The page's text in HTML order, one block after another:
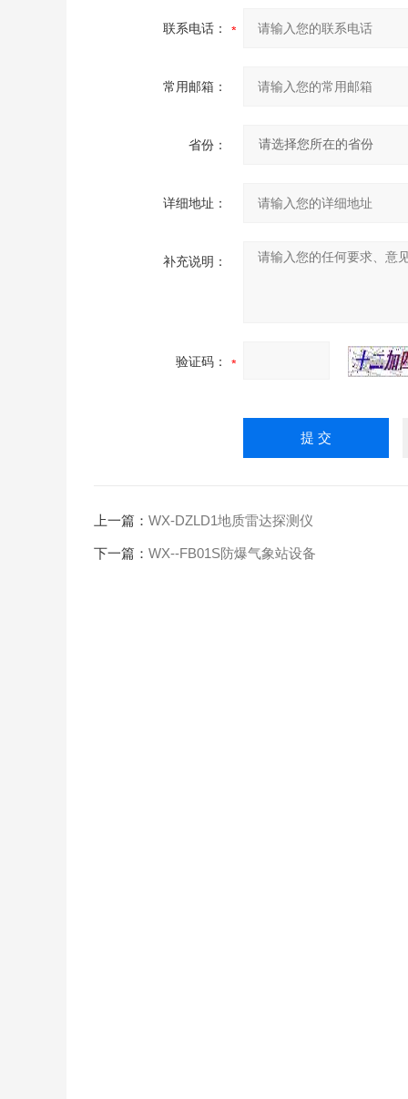
联系电话：
常用邮箱：
省份：
详细地址：
补充说明：
验证码：
上一篇： WX-DZLD1地质雷达探测仪
下一篇： WX--FB01S防爆气象站设备